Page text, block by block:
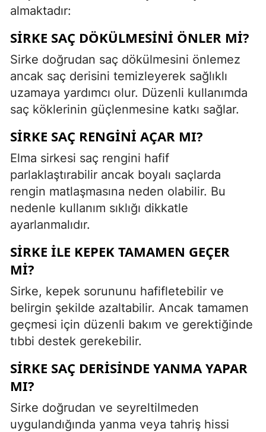
almaktadır:
SIRKE SAÇ DÖKÜLMESINI ÖNLER MI?
Sirke doğrudan saç dökülmesini önlemez
ancak saç derisini temizleyerek sağlıklı
uzamaya yardımcı olur. Düzenli kullanımda
saç köklerinin güçlenmesine katkı sağlar.
SIRKE SAÇ RENGINI AÇAR MI?
Elma sirkesi saç rengini hafif
parlaklaştırabilir ancak boyalı saçlarda
rengin matlaşmasına neden olabilir. Bu
nedenle kullanım sıklığı dikkatle
ayarlanmalıdır.
SIRKE ILE KEPEK TAMAMEN GEÇER
MI?
Sirke, kepek sorununu hafifletebilir ve
belirgin şekilde azaltabilir. Ancak tamamen
geçmesi için düzenli bakım ve gerektiğinde
tıbbi destek gerekebilir.
SIRKE SAÇ DERISINDE YANMA YAPAR
MI?
Sirke doğrudan ve seyreltilmeden
uygulandığında yanma veya tahriş hissi